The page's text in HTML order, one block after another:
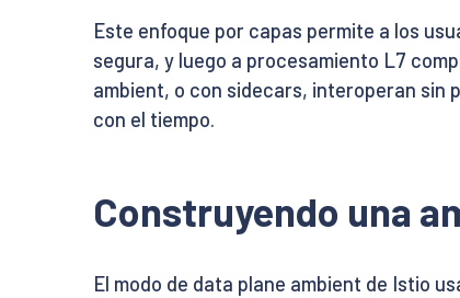
Este enfoque por capas permite a los
segura, y luego a procesamiento L7
ambient, o con sidecars, interoperan sin
con el tiempo.
Construyendo una
El modo de data plane ambient de Istio